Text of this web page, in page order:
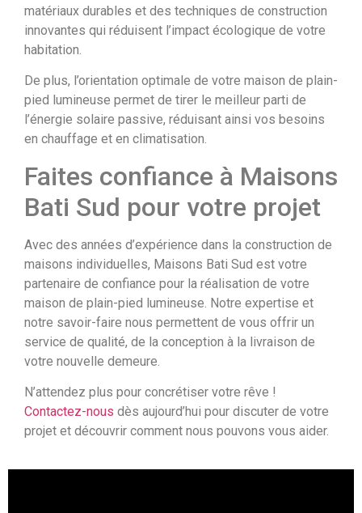
matériaux durables et des techniques de construction
innovantes qui réduisent l’impact écologique de votre
habitation.
De plus, l’orientation optimale de votre maison de plain-
pied lumineuse permet de tirer le meilleur parti de
l’énergie solaire passive, réduisant ainsi vos besoins
en chauffage et en climatisation.
Faites confiance à Maisons
Bati Sud pour votre projet
Avec des années d’expérience dans la construction de
maisons individuelles, Maisons Bati Sud est votre
partenaire de confiance pour la réalisation de votre
maison de plain-pied lumineuse. Notre expertise et
notre savoir-faire nous permettent de vous offrir un
service de qualité, de la conception à la livraison de
votre nouvelle demeure.
N’attendez plus pour concrétiser votre rêve !
Contactez-nous dès aujourd’hui pour discuter de votre
projet et découvrir comment nous pouvons vous aider.